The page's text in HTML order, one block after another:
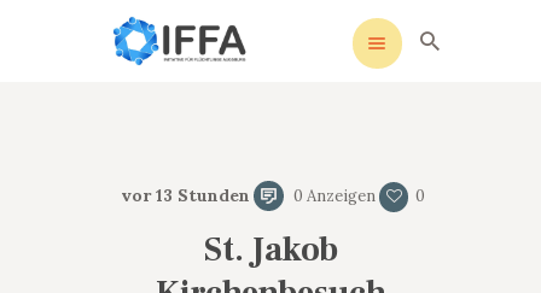
vor 13 Stunden 0 Anzeigen 0
St. Jakob